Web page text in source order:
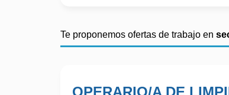
Te proponemos ofertas de trabajo en
OPERARIO/A DE